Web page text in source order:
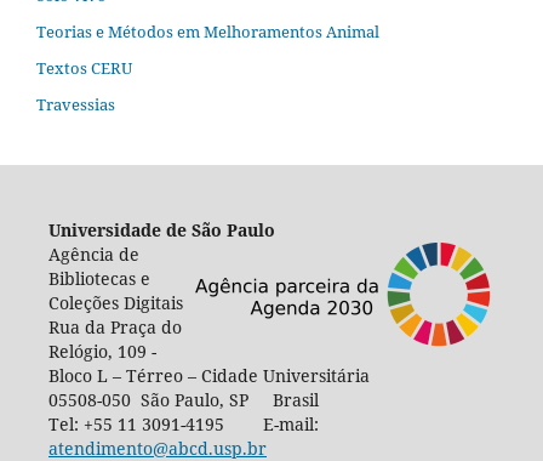
Teorias e Métodos em Melhoramentos Animal
Textos CERU
Travessias
Universidade de São Paulo
Agência de
Bibliotecas e
Coleções Digitais
Rua da Praça do
Relógio, 109 -
Bloco L – Térreo – Cidade Universitária
05508-050 São Paulo, SP Brasil
Tel: +55 11 3091-4195 E-mail:
atendimento@abcd.usp.br